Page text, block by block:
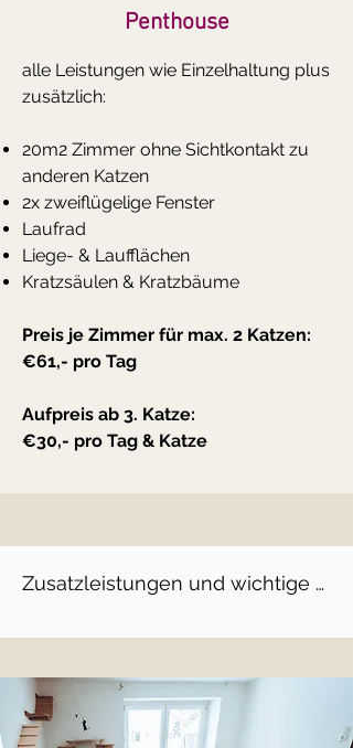
Penthouse
​alle Leistungen wie Einzelhaltung plus
zusätzlich:
20m2 Zimmer ohne Sichtkontakt zu
anderen Katzen
2x zweiflügelige Fenster
Laufrad
Liege- & Laufflächen
Kratzsäulen & Kratzbäume
Preis je Zimmer für max. 2 Katzen:
€61,- pro Tag
Aufpreis ab 3. Katze:
€30,- pro Tag & Katze
Zusatzleistungen und wichtige
Medikamentengabe:
1x täglich € 2,50
2x täglich € 4,00